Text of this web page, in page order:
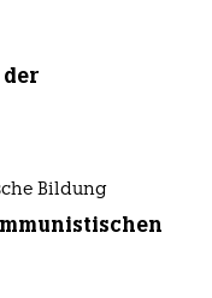
Bildung